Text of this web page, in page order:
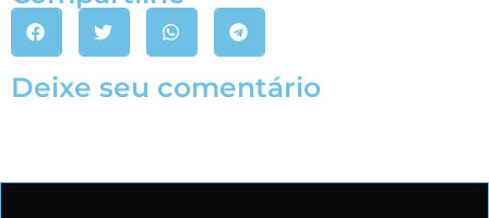
Deixe seu comentário